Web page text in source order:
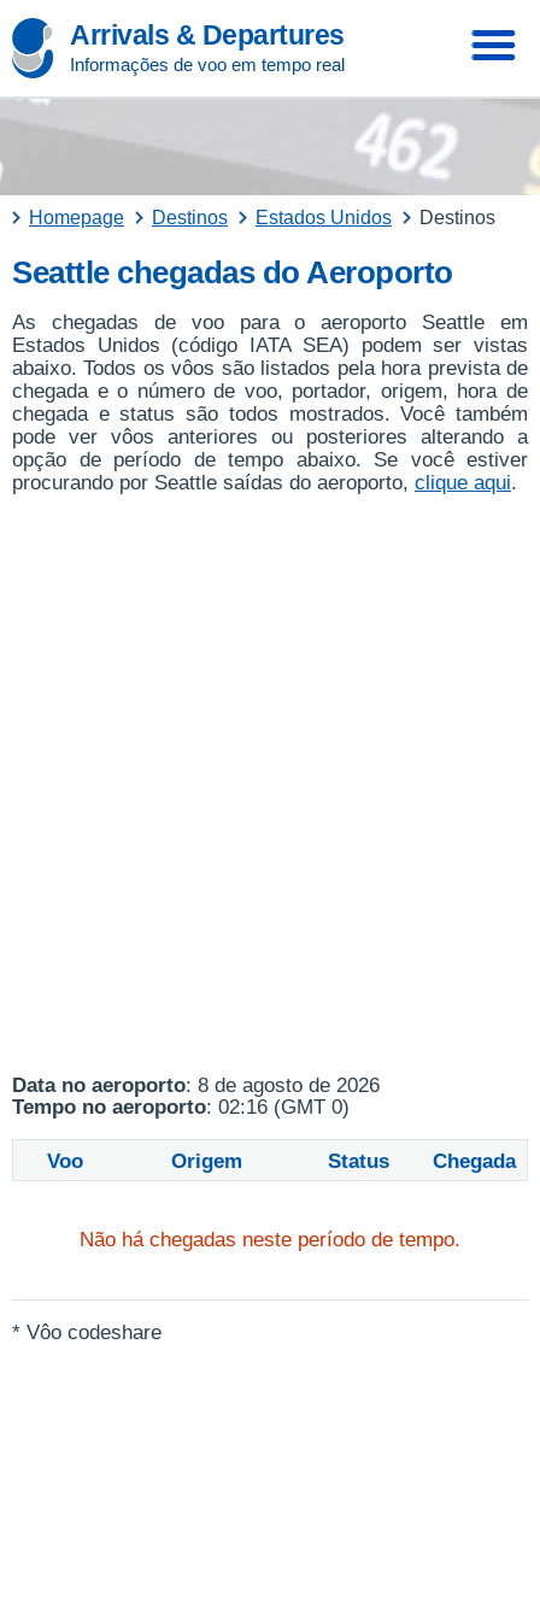
Arrivals & Departures
Informações de voo em tempo real
Homepage Destinos Estados Unidos Destinos
Seattle chegadas do Aeroporto
As chegadas de voo para o aeroporto Seattle em
Estados Unidos (código IATA SEA) podem ser vistas
abaixo. Todos os vôos são listados pela hora prevista de
chegada e o número de voo, portador, origem, hora de
chegada e status são todos mostrados. Você também
pode ver vôos anteriores ou posteriores alterando a
opção de período de tempo abaixo. Se você estiver
procurando por Seattle saídas do aeroporto, clique aqui.
Data no aeroporto: 8 de agosto de 2026
Tempo no aeroporto: 02:16 (GMT 0)
Voo Origem Status Chegada
Não há chegadas neste período de tempo.
* Vôo codeshare